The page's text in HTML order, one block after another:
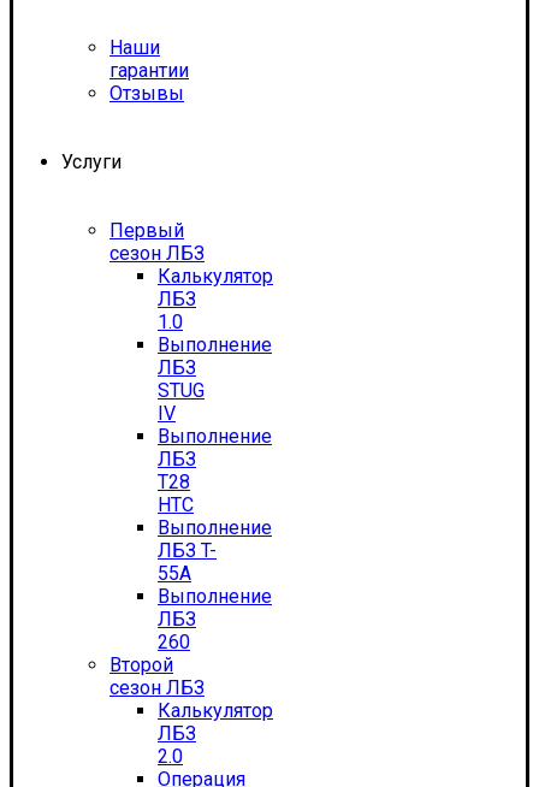
Наши
гарантии
Отзывы
Услуги
Первый
сезон ЛБЗ
Калькулятор
ЛБЗ
1.0
Выполнение
ЛБЗ
STUG
IV
Выполнение
ЛБЗ
T28
HTC
Выполнение
ЛБЗ T-
55А
Выполнение
ЛБЗ
260
Второй
сезон ЛБЗ
Калькулятор
ЛБЗ
2.0
Операция